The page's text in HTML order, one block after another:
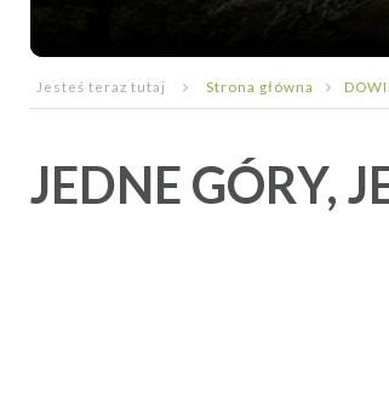
Jesteś teraz tutaj Strona główna
JEDNE GÓRY,